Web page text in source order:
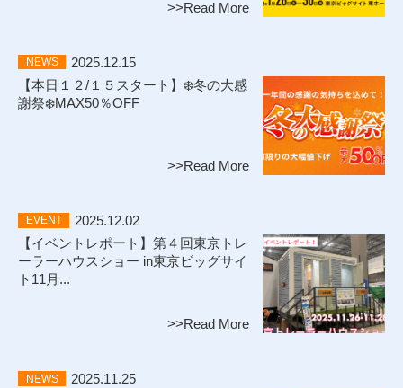
>>Read More
NEWS
2025.12.15
【本日１２/１５スタート】❄️冬の大感
謝祭❄️MAX50％OFF
>>Read More
EVENT
2025.12.02
【イベントレポート】第４回東京トレ
ーラーハウスショー in東京ビッグサイ
ト11月...
>>Read More
NEWS
2025.11.25